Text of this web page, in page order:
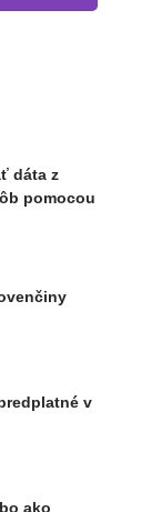
dáta z
pomocou
v
ako